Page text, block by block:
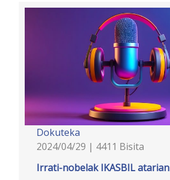
Dokuteka
2024/04/29 | 4411 Bisita
Irrati-nobelak IKASBIL atarian